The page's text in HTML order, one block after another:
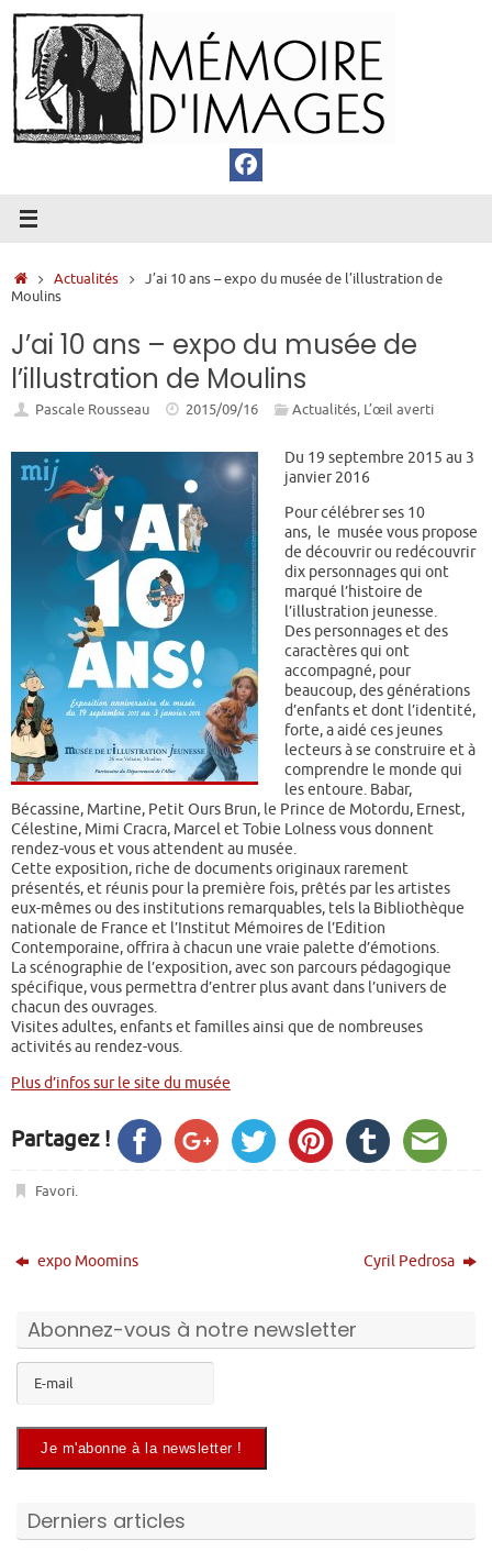
Passer
au
contenu
Accueil
Actualités
J’ai 10 ans – expo du musée de l’illustration de
Moulins
J’ai 10 ans – expo du musée de
l’illustration de Moulins
Pascale Rousseau 2015/09/16 Actualités, L’œil averti
Du 19 septembre 2015 au 3
janvier 2016
Pour célébrer ses 10
ans, le musée vous propose
de découvrir ou redécouvrir
dix personnages qui ont
marqué l’histoire de
l’illustration jeunesse.
Des personnages et des
caractères qui ont
accompagné, pour
beaucoup, des générations
d’enfants et dont l’identité,
forte, a aidé ces jeunes
lecteurs à se construire et à
comprendre le monde qui
les entoure. Babar,
Bécassine, Martine, Petit Ours Brun, le Prince de Motordu, Ernest,
Célestine, Mimi Cracra, Marcel et Tobie Lolness vous donnent
rendez-vous et vous attendent au musée.
Cette exposition, riche de documents originaux rarement
présentés, et réunis pour la première fois, prêtés par les artistes
eux-mêmes ou des institutions remarquables, tels la Bibliothèque
nationale de France et l’Institut Mémoires de l’Edition
Contemporaine, offrira à chacun une vraie palette d’émotions.
La scénographie de l’exposition, avec son parcours pédagogique
spécifique, vous permettra d’entrer plus avant dans l’univers de
chacun des ouvrages.
Visites adultes, enfants et familles ainsi que de nombreuses
activités au rendez-vous.
Plus d’infos sur le site du musée
Partagez !
Favori.
expo Moomins Cyril Pedrosa
Abonnez-vous à notre newsletter
Derniers articles